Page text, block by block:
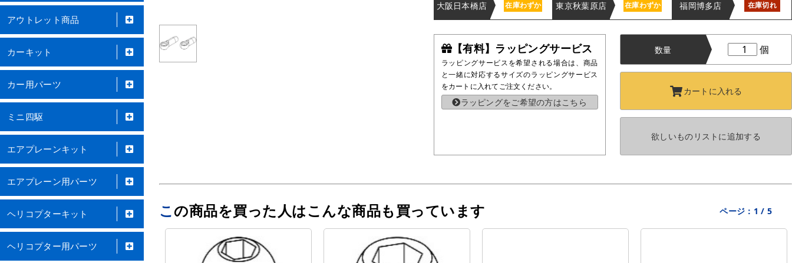
アウトレット商品
カーキット
カー用パーツ
ミニ四駆
エアプレーンキット
エアプレーン用パーツ
ヘリコプターキット
ヘリコプター用パーツ
大阪日本橋店 在庫わずか 東京秋葉原店 在庫わずか 福岡博多店 在庫切れ
【有料】ラッピングサービス
ラッピングサービスを希望される場合は、商品
と一緒に対応するサイズのラッピングサービス
をカートに入れてご注文ください。
ラッピングをご希望の方はこちら
数量 個
カートに入れる
欲しいものリストに追加する
この商品を買った人はこんな商品も買っています ページ： 1 / 5